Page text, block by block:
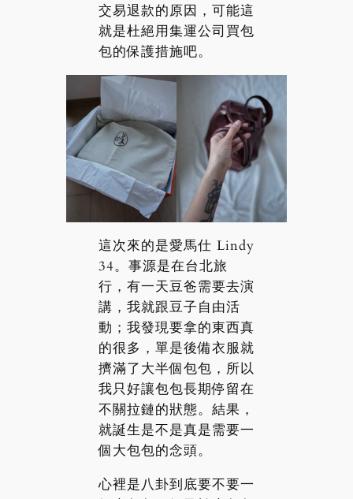
交易退款的原因，可能這
就是杜絕用集運公司買包
包的保護措施吧。
這次來的是愛馬仕 Lindy
34。事源是在台北旅
行，有一天豆爸需要去演
講，我就跟豆子自由活
動；我發現要拿的東西真
的很多，單是後備衣服就
擠滿了大半個包包，所以
我只好讓包包長期停留在
不關拉鏈的狀態。結果，
就誕生是不是真是需要一
個大包包的念頭。
心裡是八卦到底要不要一